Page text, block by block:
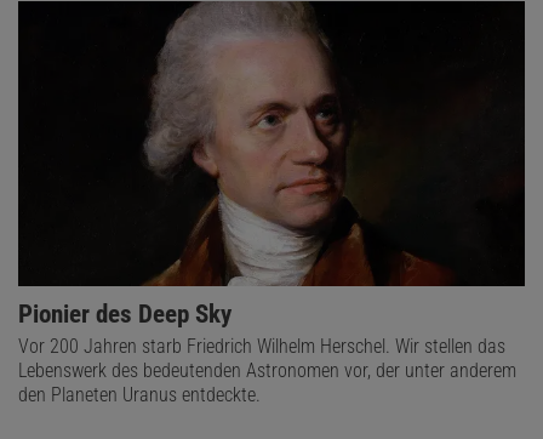
Pionier des Deep Sky
Vor 200 Jahren starb Friedrich Wilhelm Herschel. Wir stellen das
Lebenswerk des bedeutenden Astronomen vor, der unter anderem
den Planeten Uranus entdeckte.